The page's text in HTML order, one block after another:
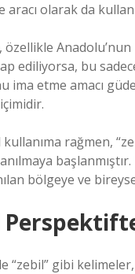
aracı olarak da
özellikle
ediliyorsa, bu
ima etme amacı
rağmen,
bölgeye ve
“zebil” gibi